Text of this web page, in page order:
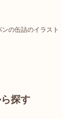
ンの缶詰のイラスト
探す